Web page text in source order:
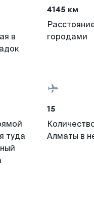
в
4145 км
городами
туда
15
Алматы в